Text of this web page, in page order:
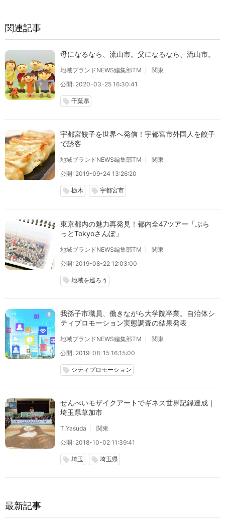
関連記事
母になるなら、流山市。父になるなら、流山市。
地域ブランドNEWS編集部TM
関東
公開: 2020-03-25 16:30:41
local_offer 千葉県
宇都宮餃子を世界へ発信！宇都宮市外国人を餃子
で誘客
地域ブランドNEWS編集部TM
関東
公開: 2019-09-24 13:26:20
local_offer 栃木 local_offer 宇都宮市
東京都内の魅力再発見！都内全47ツアー「ぶら
っとTokyoさんぽ」
地域ブランドNEWS編集部TM
関東
公開: 2019-08-22 12:03:00
local_offer 地域を巡ろう
我孫子市職員、働きながら大学院卒業。自治体シ
ティプロモーション実態調査の結果発表
地域ブランドNEWS編集部TM
関東
公開: 2019-08-15 16:15:00
local_offer シティプロモーション
せんべいモザイクアートでギネス世界記録達成｜
埼玉県草加市
T.Yasuda
関東
公開: 2018-10-02 11:39:41
local_offer 埼玉 local_offer 埼玉県
最新記事